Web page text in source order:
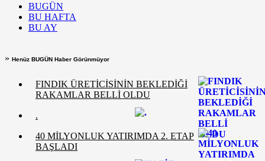
BUGÜN
BU HAFTA
BU AY
» Henüz BUGÜN Haber Görünmüyor
FINDIK ÜRETİCİSİNİN BEKLEDİĞİ
RAKAMLAR BELLİ OLDU
.
40 MİLYONLUK YATIRIMDA 2. ETAP
BAŞLADI